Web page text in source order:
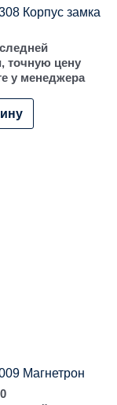
Корпус замка
точную цену
у менеджера
Магнетрон